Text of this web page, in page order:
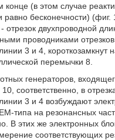
(в этом случае
равно бесконечности) (фиг.
отрезок двухпроводной
проводниками отрезков
3 и 4, короткозамкнут
перемычки 8.
генераторов,
соответственно, в
3 и 4 возбуждают
типа на резонансных
В этих же электронных
соответствующих